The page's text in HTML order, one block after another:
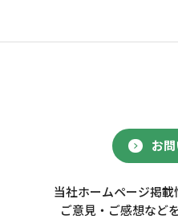
お
当社ホームページ掲
ご意見・ご感想など